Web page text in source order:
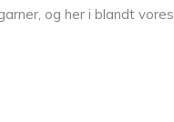
og her i blandt vores